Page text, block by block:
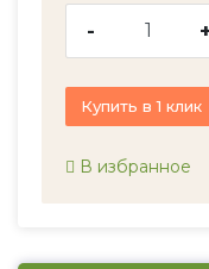
- +
Купить в 1 клик
В избранное